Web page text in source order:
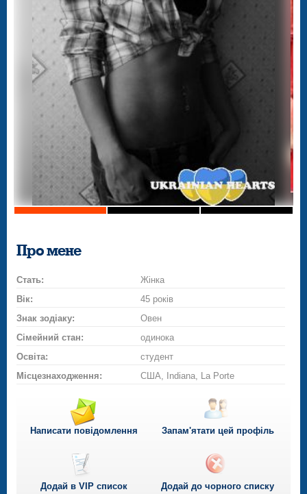
Про мене
Стать:
Жінка
Вік:
45 років
Знак зодіаку:
Овен
Сімейний стан:
одинока
Освіта:
студент
Місцезнаходження:
США, Indiana, La Porte
Написати повідомлення Запам'ятати цей профіль
Додай в VIP список Додай до чорного списку